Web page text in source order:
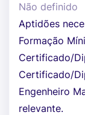
Não definido
Aptidões
Formação
Certificado/
Certificado/
Engenheiro
relevante.